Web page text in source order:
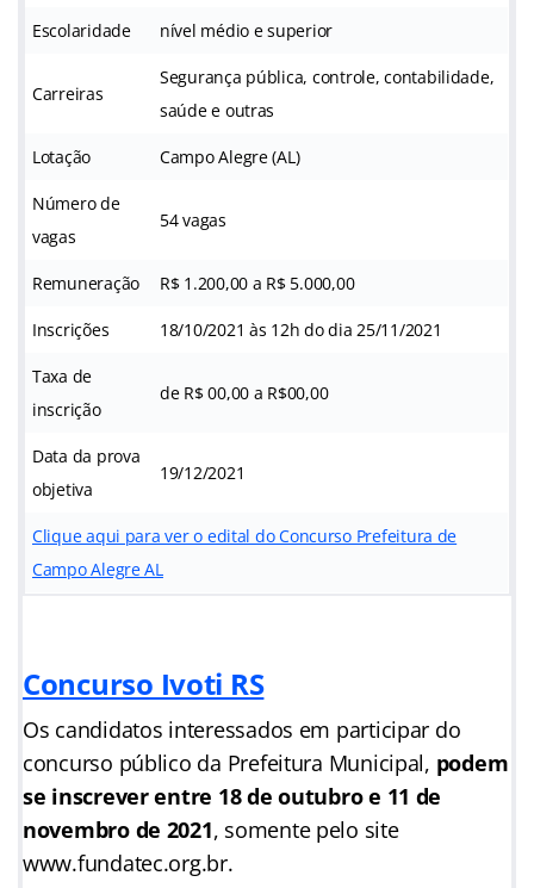
Escolaridade nível médio e superior
Carreiras
Segurança pública, controle, contabilidade,
saúde e outras
Lotação Campo Alegre (AL)
Número de
vagas
54 vagas
Remuneração R$ 1.200,00 a R$ 5.000,00
Inscrições 18/10/2021 às 12h do dia 25/11/2021
Taxa de
inscrição
de R$ 00,00 a R$00,00
Data da prova
objetiva
19/12/2021
Clique aqui para ver o edital do Concurso Prefeitura de
Campo Alegre AL
Concurso Ivoti RS
Os candidatos interessados em participar do
concurso público da Prefeitura Municipal, podem
se inscrever entre 18 de outubro e 11 de
novembro de 2021, somente pelo site
www.fundatec.org.br.